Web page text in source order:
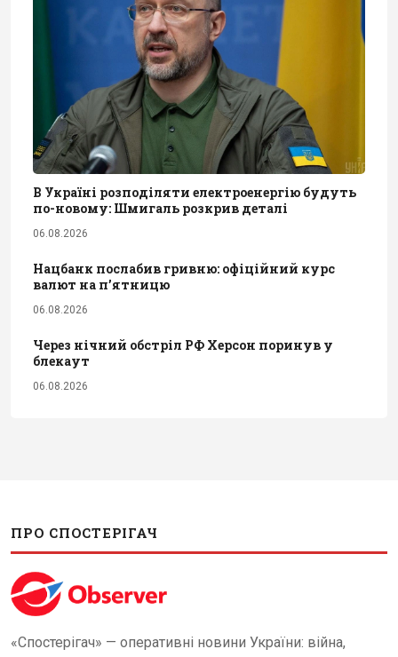
В Україні розподіляти електроенергію будуть
по-новому: Шмигаль розкрив деталі
06.08.2026
Нацбанк послабив гривню: офіційний курс
валют на п’ятницю
06.08.2026
Через нічний обстріл РФ Херсон поринув у
блекаут
06.08.2026
ПРО СПОСТЕРІГАЧ
«Спостерігач» — оперативні новини України: війна,